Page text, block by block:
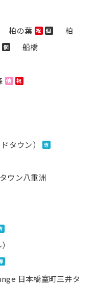
柏の葉 祝 個
柏
個
船橋
他 祝
タウン） 専
ウン八重洲
日本橋室町三井タ